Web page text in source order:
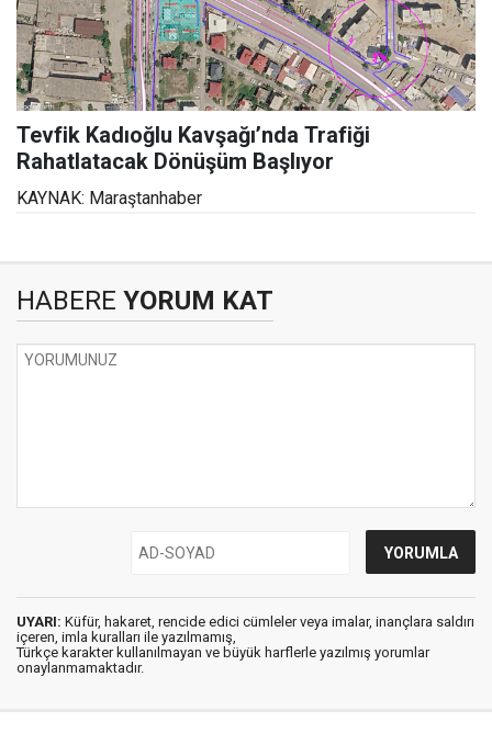
Tevfik Kadıoğlu Kavşağı’nda Trafiği
Rahatlatacak Dönüşüm Başlıyor
KAYNAK: Maraştanhaber
HABERE YORUM KAT
UYARI: Küfür, hakaret, rencide edici cümleler veya imalar, inançlara saldırı
içeren, imla kuralları ile yazılmamış,
Türkçe karakter kullanılmayan ve büyük harflerle yazılmış yorumlar
onaylanmamaktadır.